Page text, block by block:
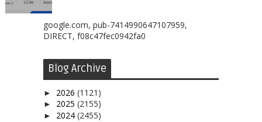
google.com, pub-7414990647107959,
DIRECT, f08c47fec0942fa0
Blog Archive
► 2026 (1121)
► 2025 (2155)
► 2024 (2455)